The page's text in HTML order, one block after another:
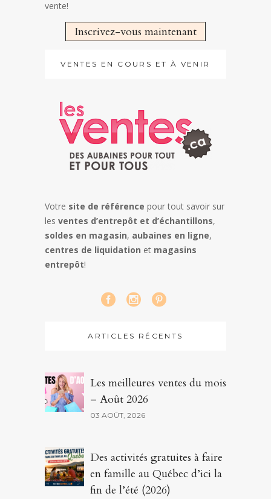
vente!
Inscrivez-vous maintenant
VENTES EN COURS ET À VENIR
Votre site de référence pour tout savoir sur
les ventes d’entrepôt et d’échantillons,
soldes en magasin, aubaines en ligne,
centres de liquidation et magasins
entrepôt!
ARTICLES RÉCENTS
Les meilleures ventes du mois
– Août 2026
03 AOÛT, 2026
Des activités gratuites à faire
en famille au Québec d’ici la
fin de l’été (2026)